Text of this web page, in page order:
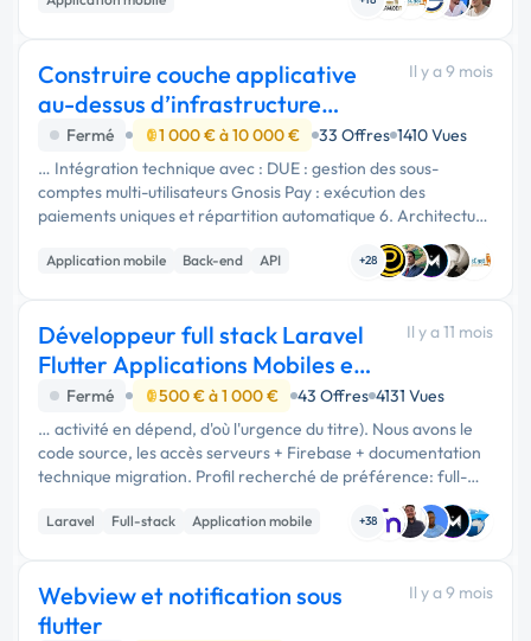
Construire couche applicative
au-dessus d’infrastructure
bancaire
Il y a 9 mois
Fermé 1 000 € à 10 000 € 33 Offres 1410 Vues
… Intégration technique avec : DUE : gestion des sous-
comptes multi-utilisateurs Gnosis Pay : exécution des
paiements uniques et répartition automatique 6. Architecture
technique recommandée Front-end mobile : React Native ou
Flutter Back-end : …
Application mobile Back-end API +28
Développeur full stack Laravel
Flutter Applications Mobiles e-
commerce
Il y a 11 mois
Fermé 500 € à 1 000 € 43 Offres 4131 Vues
… activité en dépend, d'où l'urgence du titre). Nous avons le
code source, les accès serveurs + Firebase + documentation
technique migration. Profil recherché de préférence: full-
stack, langage Laravel et Dart (Flutter); très expérimenté …
Laravel Full-stack Application mobile +38
Webview et notification sous
flutter
Il y a 9 mois